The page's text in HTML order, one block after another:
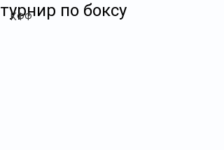
КФФ
турнир по боксу